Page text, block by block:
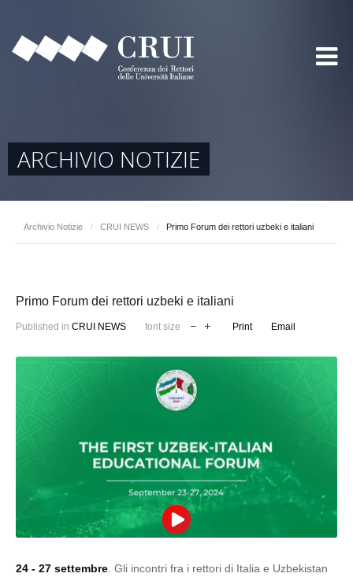
ARCHIVIO NOTIZIE
Archivio Notizie / CRUI NEWS / Primo Forum dei rettori uzbeki e italiani
Primo Forum dei rettori uzbeki e italiani
Published in CRUI NEWS font size Print Email
24 - 27 settembre . Gli incontri fra i rettori di Italia e Uzbekistan